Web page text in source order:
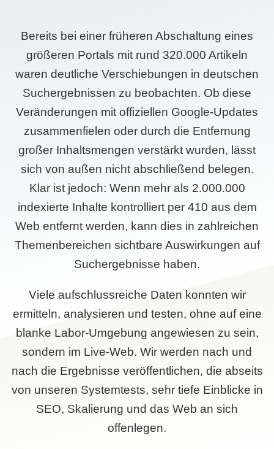
Bereits bei einer früheren Abschaltung eines
größeren Portals mit rund 320.000 Artikeln
waren deutliche Verschiebungen in deutschen
Suchergebnissen zu beobachten. Ob diese
Veränderungen mit offiziellen Google-Updates
zusammenfielen oder durch die Entfernung
großer Inhaltsmengen verstärkt wurden, lässt
sich von außen nicht abschließend belegen.
Klar ist jedoch: Wenn mehr als 2.000.000
indexierte Inhalte kontrolliert per 410 aus dem
Web entfernt werden, kann dies in zahlreichen
Themenbereichen sichtbare Auswirkungen auf
Suchergebnisse haben.
Viele aufschlussreiche Daten konnten wir
ermitteln, analysieren und testen, ohne auf eine
blanke Labor-Umgebung angewiesen zu sein,
sondern im Live-Web. Wir werden nach und
nach die Ergebnisse veröffentlichen, die abseits
von unseren Systemtests, sehr tiefe Einblicke in
SEO, Skalierung und das Web an sich
offenlegen.